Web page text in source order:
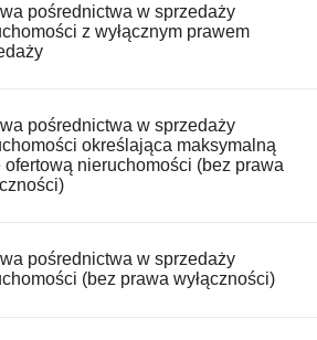
pośrednictwa w sprzedaży
z wyłącznym prawem
pośrednictwa w sprzedaży
określająca maksymalną
ofertową nieruchomości (bez prawa
pośrednictwa w sprzedaży
(bez prawa wyłączności)